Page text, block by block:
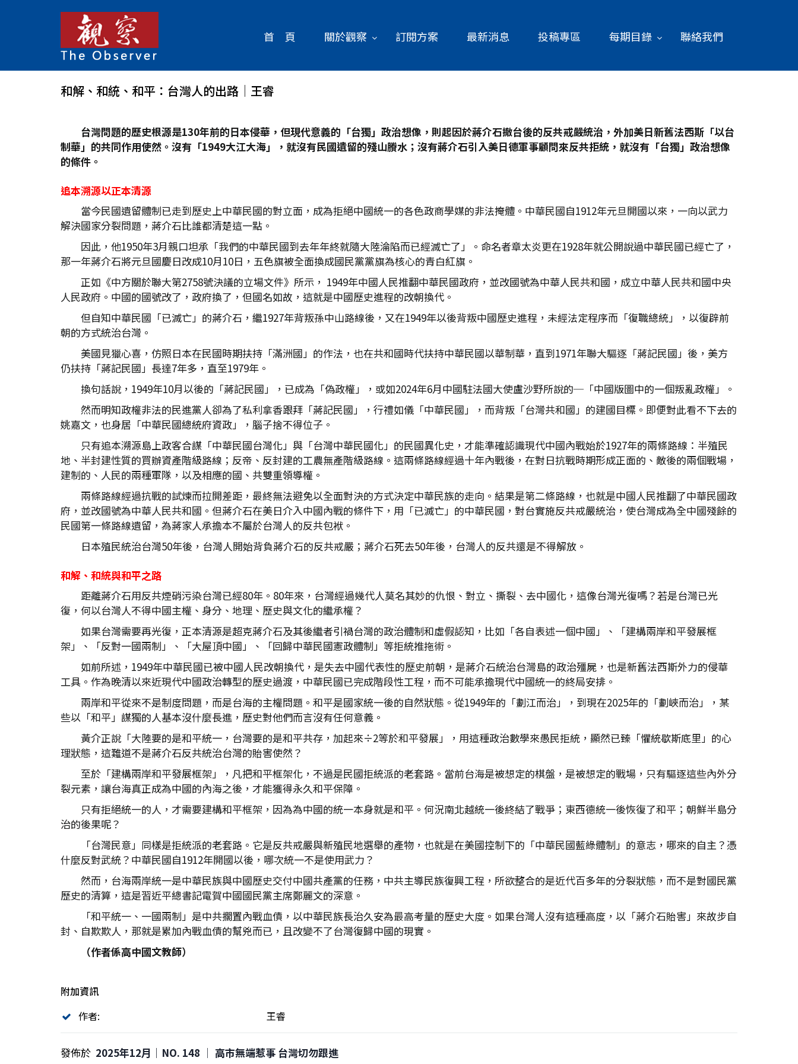
首 頁 關於觀察 訂閱方案 最新消息 投稿專區 每期目錄 聯絡我們
和解、和統、和平：台灣人的出路│王睿
台灣問題的歷史根源是130年前的日本侵華，但現代意義的「台獨」政治想像，則起因於蔣介石撤台後的反共戒嚴統治，外加美日新舊法西斯「以台
制華」的共同作用使然。沒有「1949大江大海」，就沒有民國遺留的殘山賸水；沒有蔣介石引入美日德軍事顧問來反共拒統，就沒有「台獨」政治想像
的條件。
追本溯源以正本清源
當今民國遺留體制已走到歷史上中華民國的對立面，成為拒絕中國統一的各色政商學媒的非法掩體。中華民國自1912年元旦開國以來，一向以武力
解決國家分裂問題，蔣介石比誰都清楚這一點。
因此，他1950年3月親口坦承「我們的中華民國到去年年終就隨大陸淪陷而已經滅亡了」。命名者章太炎更在1928年就公開說過中華民國已經亡了，
那一年蔣介石將元旦國慶日改成10月10日，五色旗被全面換成國民黨黨旗為核心的青白紅旗。
正如《中方關於聯大第2758號決議的立場文件》所示， 1949年中國人民推翻中華民國政府，並改國號為中華人民共和國，成立中華人民共和國中央
人民政府。中國的國號改了，政府換了，但國名如故，這就是中國歷史進程的改朝換代。
但自知中華民國「已滅亡」的蔣介石，繼1927年背叛孫中山路線後，又在1949年以後背叛中國歷史進程，未經法定程序而「復職總統」，以復辟前
朝的方式統治台灣。
美國見獵心喜，仿照日本在民國時期扶持「滿洲國」的作法，也在共和國時代扶持中華民國以華制華，直到1971年聯大驅逐「蔣記民國」後，美方
仍扶持「蔣記民國」長達7年多，直至1979年。
換句話說，1949年10月以後的「蔣記民國」，已成為「偽政權」，或如2024年6月中國駐法國大使盧沙野所說的─「中國版圖中的一個叛亂政權」。
然而明知政權非法的民進黨人卻為了私利拿香跟拜「蔣記民國」，行禮如儀「中華民國」，而背叛「台灣共和國」的建國目標。即便對此看不下去的
姚嘉文，也身居「中華民國總統府資政」，腦子捨不得位子。
只有追本溯源島上政客合謀「中華民國台灣化」與「台灣中華民國化」的民國異化史，才能準確認識現代中國內戰始於1927年的兩條路線：半殖民
地、半封建性質的買辦資產階級路線；反帝、反封建的工農無產階級路線。這兩條路線經過十年內戰後，在對日抗戰時期形成正面的、敵後的兩個戰場，
建制的、人民的兩種軍隊，以及相應的國、共雙重領導權。
兩條路線經過抗戰的試煉而拉開差距，最終無法避免以全面對決的方式決定中華民族的走向。結果是第二條路線，也就是中國人民推翻了中華民國政
府，並改國號為中華人民共和國。但蔣介石在美日介入中國內戰的條件下，用「已滅亡」的中華民國，對台實施反共戒嚴統治，使台灣成為全中國殘餘的
民國第一條路線遺留，為蔣家人承擔本不屬於台灣人的反共包袱。
日本殖民統治台灣50年後，台灣人開始背負蔣介石的反共戒嚴；蔣介石死去50年後，台灣人的反共還是不得解放。
和解、和統與和平之路
距離蔣介石用反共煙硝污染台灣已經80年。80年來，台灣經過幾代人莫名其妙的仇恨、對立、撕裂、去中國化，這像台灣光復嗎？若是台灣已光
復，何以台灣人不得中國主權、身分、地理、歷史與文化的繼承權？
如果台灣需要再光復，正本清源是超克蔣介石及其後繼者引禍台灣的政治體制和虛假認知，比如「各自表述一個中國」、「建構兩岸和平發展框
架」、「反對一國兩制」、「大屋頂中國」、「回歸中華民國憲政體制」等拒統推拖術。
如前所述，1949年中華民國已被中國人民改朝換代，是失去中國代表性的歷史前朝，是蔣介石統治台灣島的政治殭屍，也是新舊法西斯外力的侵華
工具。作為晚清以來近現代中國政治轉型的歷史過渡，中華民國已完成階段性工程，而不可能承擔現代中國統一的終局安排。
兩岸和平從來不是制度問題，而是台海的主權問題。和平是國家統一後的自然狀態。從1949年的「劃江而治」，到現在2025年的「劃峽而治」，某
些以「和平」謀獨的人基本沒什麼長進，歷史對他們而言沒有任何意義。
黃介正說「大陸要的是和平統一，台灣要的是和平共存，加起來÷2等於和平發展」，用這種政治數學來愚民拒統，顯然已臻「懼統歇斯底里」的心
理狀態，這難道不是蔣介石反共統治台灣的貽害使然？
至於「建構兩岸和平發展框架」，凡把和平框架化，不過是民國拒統派的老套路。當前台海是被想定的棋盤，是被想定的戰場，只有驅逐這些內外分
裂元素，讓台海真正成為中國的內海之後，才能獲得永久和平保障。
只有拒絕統一的人，才需要建構和平框架，因為為中國的統一本身就是和平。何況南北越統一後終結了戰爭；東西德統一後恢復了和平；朝鮮半島分
治的後果呢？
「台灣民意」同樣是拒統派的老套路。它是反共戒嚴與新殖民地選舉的產物，也就是在美國控制下的「中華民國藍綠體制」的意志，哪來的自主？憑
什麼反對武統？中華民國自1912年開國以後，哪次統一不是使用武力？
然而，台海兩岸統一是中華民族與中國歷史交付中國共產黨的任務，中共主導民族復興工程，所欲整合的是近代百多年的分裂狀態，而不是對國民黨
歷史的清算，這是習近平總書記電賀中國國民黨主席鄭麗文的深意。
「和平統一、一國兩制」是中共擱置內戰血債，以中華民族長治久安為最高考量的歷史大度。如果台灣人沒有這種高度，以「蔣介石貽害」來故步自
封、自欺欺人，那就是累加內戰血債的幫兇而已，且改變不了台灣復歸中國的現實。
（作者係高中國文教師）
附加資訊
作者:
王睿
發佈於 2025年12月｜NO. 148 │ 高市無端惹事 台灣切勿跟進